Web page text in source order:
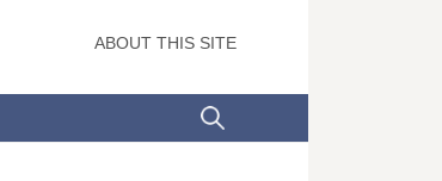
ABOUT THIS SITE
検